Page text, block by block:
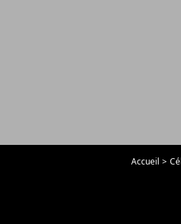
Accueil